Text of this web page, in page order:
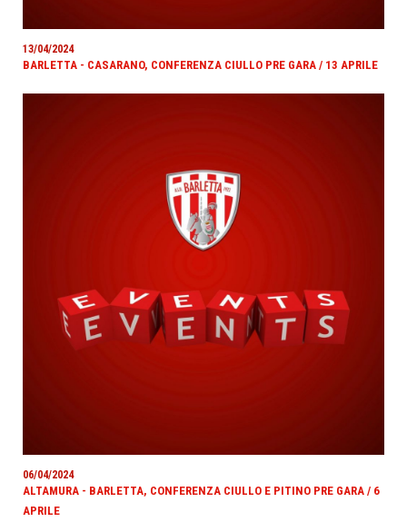
13/04/2024
BARLETTA - CASARANO, CONFERENZA CIULLO PRE GARA / 13 APRILE
06/04/2024
ALTAMURA - BARLETTA, CONFERENZA CIULLO E PITINO PRE GARA / 6
APRILE